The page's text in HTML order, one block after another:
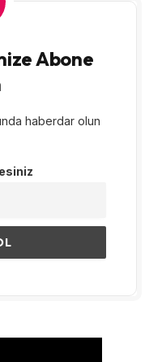
Abone
haberdar olun